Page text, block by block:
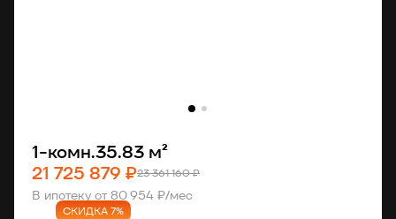
1-комн.35.83 м²
21 725 879 ₽23 361 160 ₽
В ипотеку от 80 954 ₽/мес
СКИДКА 7%